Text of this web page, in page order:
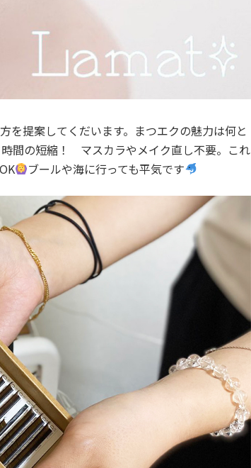
を提案してくだいます。まつエクの魅力は何と
間の短縮！ マスカラやメイク直し不要。これ
ブールや海に行っても平気です